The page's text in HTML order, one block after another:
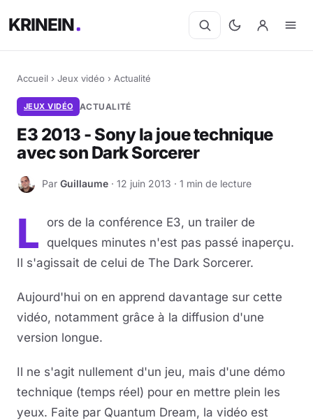
KRINEIN
Accueil › Jeux vidéo › Actualité
JEUX VIDÉO ACTUALITÉ
E3 2013 - Sony la joue technique
avec son Dark Sorcerer
G Par Guillaume · 12 juin 2013 · 1 min de lecture
L
ors de la conférence E3, un trailer de
quelques minutes n'est pas passé inaperçu.
Il s'agissait de celui de The Dark Sorcerer.
Aujourd'hui on en apprend davantage sur cette
vidéo, notamment grâce à la diffusion d'une
version longue.
Il ne s'agit nullement d'un jeu, mais d'une démo
technique (temps réel) pour en mettre plein les
yeux. Faite par Quantum Dream, la vidéo est